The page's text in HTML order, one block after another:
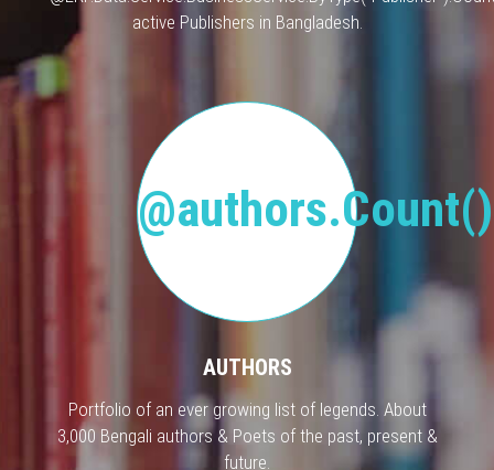
active Publishers in Bangladesh.
AUTHORS
Portfolio of an ever growing list of legends. About
3,000 Bengali authors & Poets of the past, present &
future.